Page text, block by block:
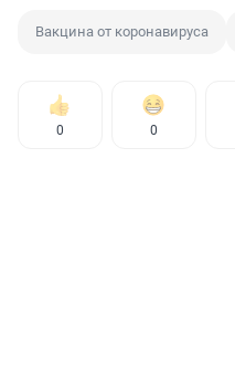
Вакцина от коронавируса
0 0